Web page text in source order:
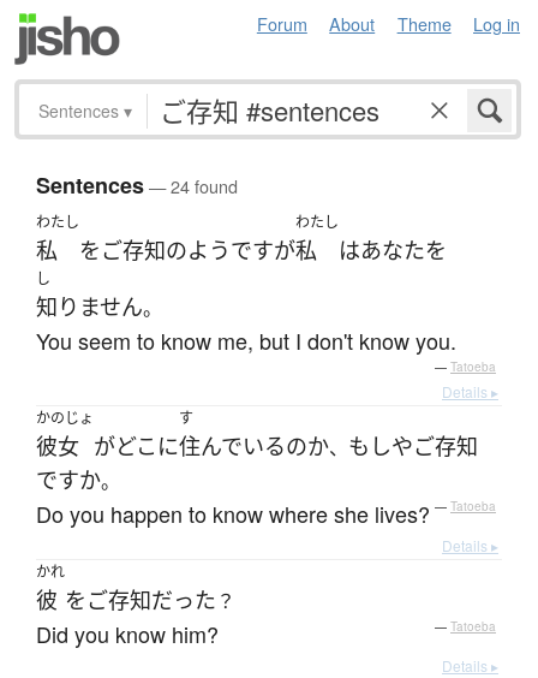
Forum About Theme Log in
Sentences ▾
Sentences— 24 found
わたし
私 をご存知のようですが
わたし
私 はあなたを
し
知りません。
You seem to know me, but I don't know you.
— Tatoeba
Details ▸
かのじょ
彼女 がどこ に
す
住んでいるのか、 もしやご存知
ですか。
Do you happen to know where she lives? — Tatoeba
Details ▸
かれ
彼 をご存知だった ？
Did you know him? — Tatoeba
Details ▸